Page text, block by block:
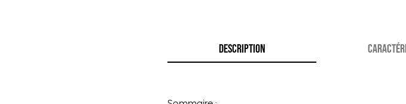
DESCRIPTION